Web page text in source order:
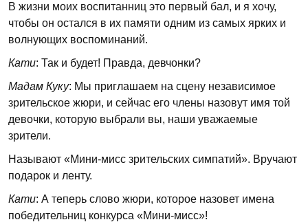
В жизни моих воспитанниц это первый бал, и я хочу,
чтобы он остался в их памяти одним из самых ярких и
волнующих воспоминаний.
Кати: Так и будет! Правда, девчонки?
Мадам Куку: Мы приглашаем на сцену независимое
зрительское жюри, и сейчас его члены назовут имя той
девочки, которую выбрали вы, наши уважаемые
зрители.
Называют «Мини-мисс зрительских симпатий». Вручают
подарок и ленту.
Кати: А теперь слово жюри, которое назовет имена
победительниц конкурса «Мини-мисс»!